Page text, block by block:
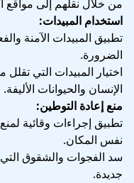
من خلال نقلهم إلى مواقع
استخدام المبيدات:
تطبيق المبيدات الآمنة
الضرورة.
اختيار المبيدات التي
الإنسان والحيوانات الأليفة.
منع إعادة التوطين:
تطبيق إجراءات وقائية
نفس المكان.
سد الفجوات والشقوق التي
جديدة.